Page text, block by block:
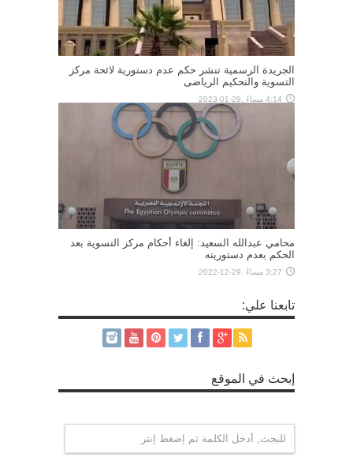
الجريدة الرسمية تنشر حكم عدم دستورية لائحة مركز
التسوية والتحكيم الرياضى
4:14 مساءً ,29-01-2023
محامي عبدالله السعيد: إلغاء أحكام مركز التسوية بعد
الحكم بعدم دستوريته
3:27 مساءً ,29-12-2022
تابعنا علي:
إبحث في الموقع